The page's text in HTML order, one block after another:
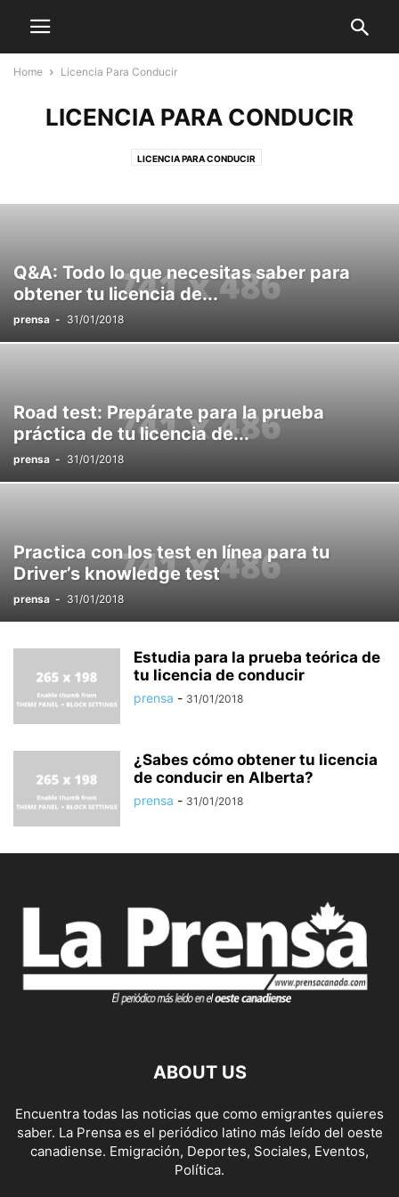
Home Licencia Para Conducir
LICENCIA PARA CONDUCIR
LICENCIA PARA CONDUCIR
Q&A: Todo lo que necesitas saber para
obtener tu licencia de...
prensa - 31/01/2018
Road test: Prepárate para la prueba
práctica de tu licencia de...
prensa - 31/01/2018
Practica con los test en línea para tu
Driver’s knowledge test
prensa - 31/01/2018
Estudia para la prueba teórica de
tu licencia de conducir
prensa - 31/01/2018
¿Sabes cómo obtener tu licencia
de conducir en Alberta?
prensa - 31/01/2018
ABOUT US
Encuentra todas las noticias que como emigrantes quieres
saber. La Prensa es el periódico latino más leído del oeste
canadiense. Emigración, Deportes, Sociales, Eventos,
Política.